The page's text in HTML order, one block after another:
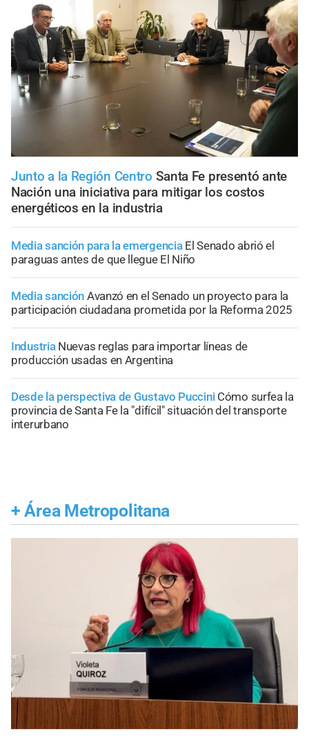
Junto a la Región Centro Santa Fe presentó ante
Nación una iniciativa para mitigar los costos
energéticos en la industria
Media sanción para la emergencia El Senado abrió el
paraguas antes de que llegue El Niño
Media sanción Avanzó en el Senado un proyecto para la
participación ciudadana prometida por la Reforma 2025
Industria Nuevas reglas para importar líneas de
producción usadas en Argentina
Desde la perspectiva de Gustavo Puccini Cómo surfea la
provincia de Santa Fe la "difícil" situación del transporte
interurbano
+ Área Metropolitana